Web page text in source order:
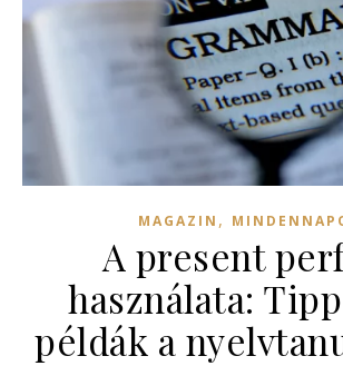
MAGAZIN ,
A present
használata:
példák a